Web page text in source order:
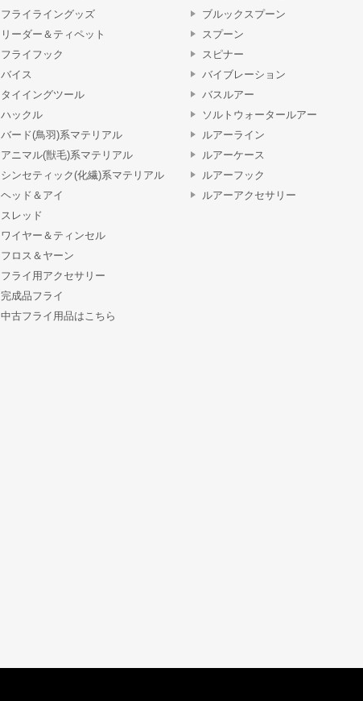
フライライングッズ
リーダー＆ティペット
フライフック
バイス
タイイングツール
ハックル
バード(鳥羽)系マテリアル
アニマル(獣毛)系マテリアル
シンセティック(化繊)系マテリアル
ヘッド＆アイ
スレッド
ワイヤー＆ティンセル
フロス＆ヤーン
フライ用アクセサリー
完成品フライ
中古フライ用品はこちら
ブルックスプーン
スプーン
スピナー
バイブレーション
バスルアー
ソルトウォータールアー
ルアーライン
ルアーケース
ルアーフック
ルアーアクセサリー